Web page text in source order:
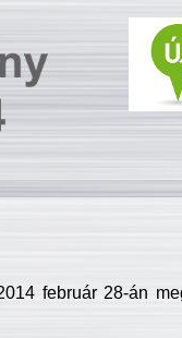
február 28-án